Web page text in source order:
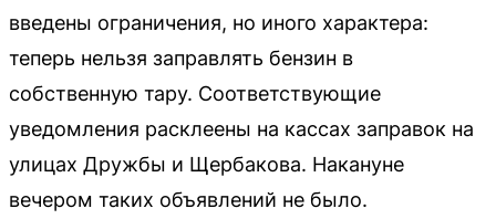
введены ограничения, но иного характера:
теперь нельзя заправлять бензин в
собственную тару. Соответствующие
уведомления расклеены на кассах заправок на
улицах Дружбы и Щербакова. Накануне
вечером таких объявлений не было.